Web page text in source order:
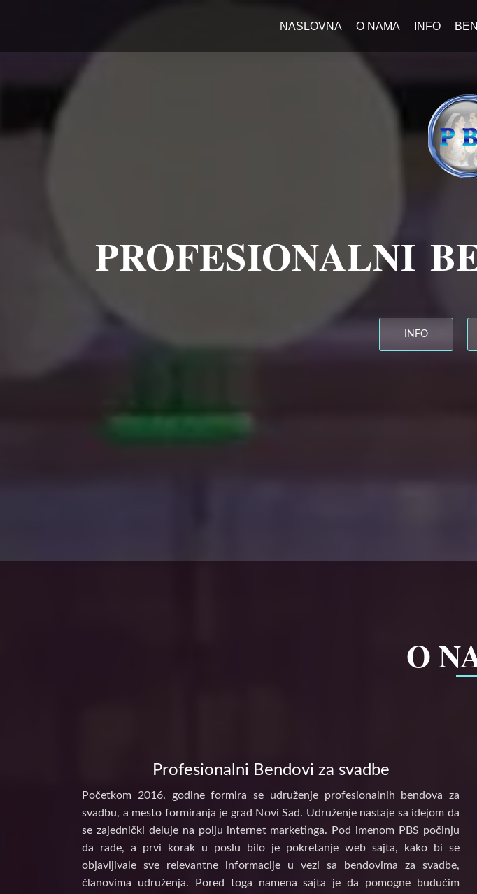
NASLOVNA O NAMA INFO
PROFESIONALNI
INFO
O
Profesionalni Bendovi za svadbe
Početkom 2016. godine formira se udruženje profesionalnih bendova za
svadbu, a mesto formiranja je grad Novi Sad. Udruženje nastaje sa idejom da
se zajednički deluje na polju internet marketinga. Pod imenom PBS počinju
da rade, a prvi korak u poslu bilo je pokretanje web sajta, kako bi se
objavljivale sve relevantne informacije u vezi sa bendovima za svadbe,
članovima udruženja. Pored toga namena sajta je da pomogne budućim